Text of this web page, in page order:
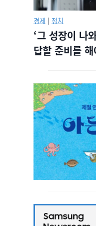
경제 | 정치
‘그 성장이 나
답할 준비를